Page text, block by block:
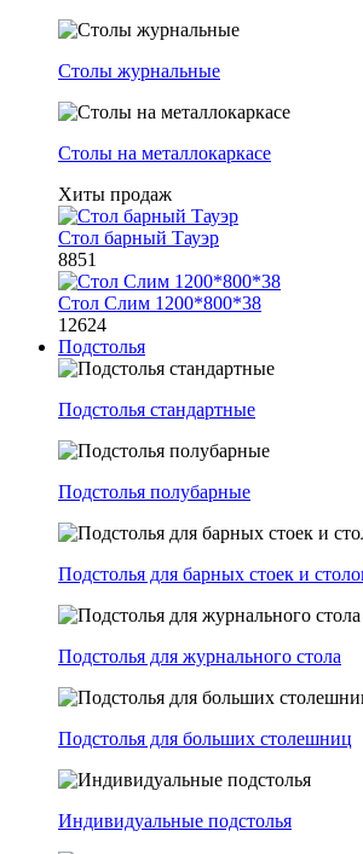
Столы журнальные
Столы на металлокаркасе
Хиты продаж
Стол барный Тауэр
8851
Стол Слим 1200*800*38
12624
Подстолья
Подстолья стандартные
Подстолья полубарные
Подстолья для барных стоек и
Подстолья для журнального стола
Подстолья для больших столешниц
Индивидуальные подстолья